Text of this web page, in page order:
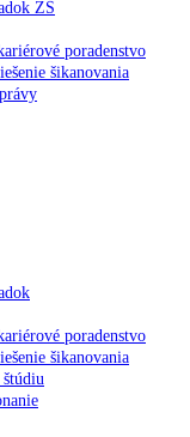
ZŠ
poradenstvo
šikanovania
poradenstvo
šikanovania